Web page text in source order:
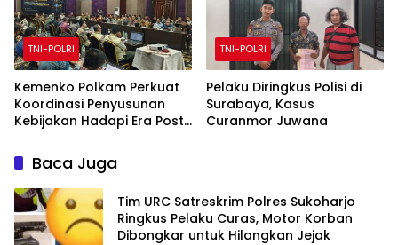
TNI-POLRI
Kemenko Polkam Perkuat
Koordinasi Penyusunan
Kebijakan Hadapi Era Post-
TNI-POLRI
Pelaku Diringkus Polisi di
Surabaya, Kasus
Curanmor Juwana
Baca Juga
Tim URC Satreskrim Polres Sukoharjo
Ringkus Pelaku Curas, Motor Korban
Dibongkar untuk Hilangkan Jejak